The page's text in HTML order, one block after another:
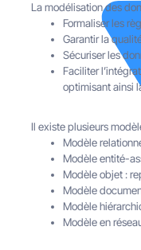
La modélisation des
Formaliser les
Garantir la
Sécuriser les
Faciliter
optimisant ainsi
Il existe plusieurs
Modèle
Modèle entité-
Modèle objet :
Modèle
Modèle
Modèle en